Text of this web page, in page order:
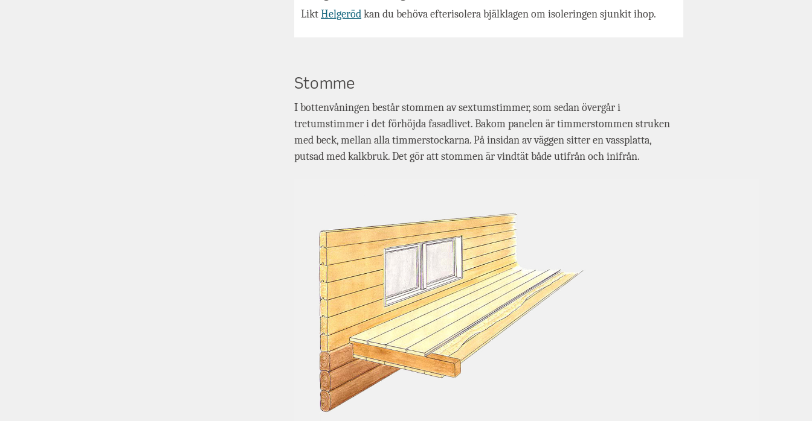
LiktHelgerödkan du behöva efterisolera bjälklagen om isoleringen sjunkit ihop.
Stomme
I bottenvåningen består stommen av sextumstimmer, som sedan övergår i
tretumstimmer i det förhöjda fasadlivet. Bakom panelen är timmerstommen struken
med beck, mellan alla timmerstockarna. På insidan av väggen sitter en vassplatta,
putsad med kalkbruk. Det gör att stommen är vindtät både utifrån och inifrån.